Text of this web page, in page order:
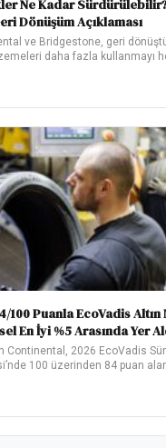
Ne Kadar
Dönüşüm Açıklaması
ve Bridgestone, geri
daha fazla kullanmayı
100 Puanla EcoVadis
En İyi %5 Arasında Yer
Continental, 2026 EcoVadis
100 üzerinden 84 puan